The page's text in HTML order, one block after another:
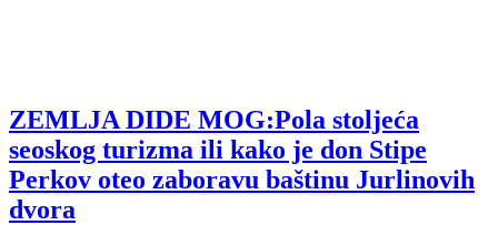
ZEMLJA DIDE MOG:Pola stoljeća
seoskog turizma ili kako je don Stipe
Perkov oteo zaboravu baštinu Jurlinovih
dvora